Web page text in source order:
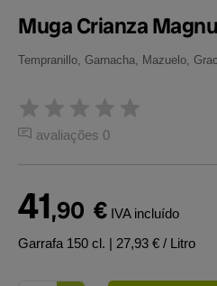
Muga Crianza
Tempranillo, Garnacha, Mazuelo,
avaliações 0
41,90 € IVA incluído
Garrafa 150 cl. | 27,93 € / Litro